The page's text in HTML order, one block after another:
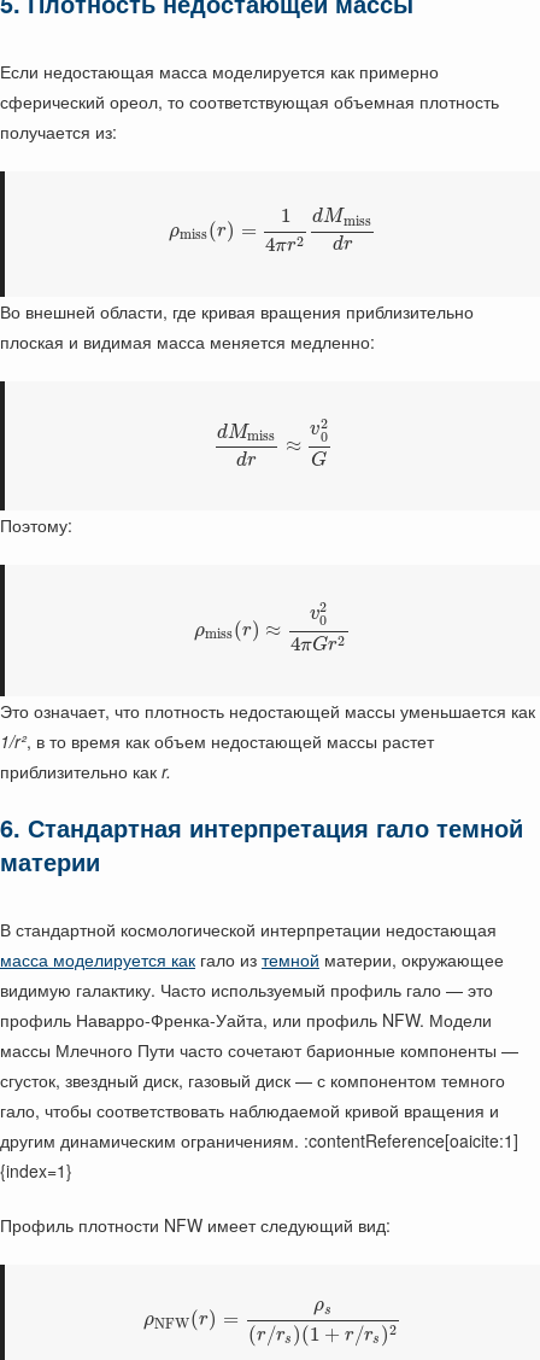
Если недостающая масса моделируется как примерно
сферический ореол, то соответствующая объемная плотность
получается из:
ρmiss(r) =
1
4πr2
dMmiss
dr
Во внешней области, где кривая вращения приблизительно
плоская и видимая масса меняется медленно:
dMmiss
dr
≈
v2
0
G
Поэтому:
ρmiss(r) ≈
v2
0
4πGr2
Это означает, что плотность недостающей массы уменьшается как
1/r², в то время как объем недостающей массы растет
приблизительно как r.
6. Стандартная интерпретация гало темной
материи
В стандартной космологической интерпретации недостающая
масса моделируется как гало из темной материи, окружающее
видимую галактику. Часто используемый профиль гало — это
профиль Наварро-Френка-Уайта, или профиль NFW. Модели
массы Млечного Пути часто сочетают барионные компоненты —
сгусток, звездный диск, газовый диск — с компонентом темного
гало, чтобы соответствовать наблюдаемой кривой вращения и
другим динамическим ограничениям. :contentReference[oaicite:1]
{index=1}
Профиль плотности NFW имеет следующий вид:
ρNFW(r) =
ρs
(r/rs )(1 + r/rs )2